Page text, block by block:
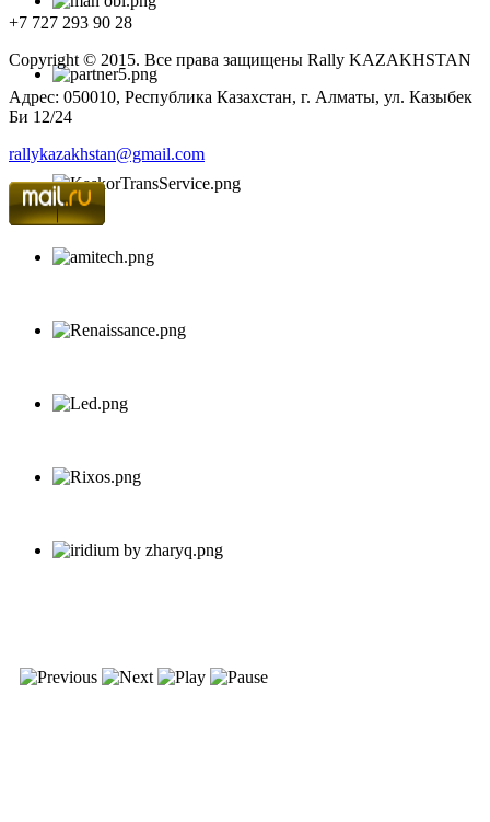
+7 727 293 90 28
Copyright © 2015. Все права защищены Rally KAZAKHSTAN
Адрес: 050010, Республика Казахстан, г. Алматы, ул. Казыбек
Би 12/24
rallykazakhstan@gmail.com